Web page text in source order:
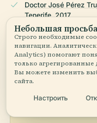
Doctor José Pérez
Tenerife, 2017
ПОСЛЕДНЯЯ
Основано на
источниках ·
Небольшая
Строго необходимые
навигации.
Analytics) помогают
только
Вы можете изменить
сайта.
Настроить